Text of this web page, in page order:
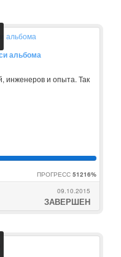
альбома
инженеров и опыта. Так
ПРОГРЕСС 51216%
09.10.2015
ЗАВЕРШЕН